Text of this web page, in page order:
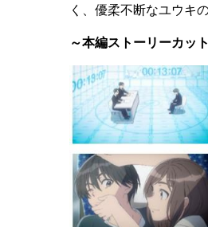
く、優柔不断なユウキ
～本編ストーリーカッ